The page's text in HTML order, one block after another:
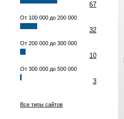
67
От 100 000 до 200 000
32
От 200 000 до 300 000
10
От 300 000 до 500 000
3
Все типы сайтов